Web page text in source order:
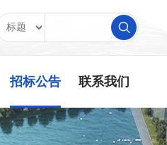
招标公告 联系我们